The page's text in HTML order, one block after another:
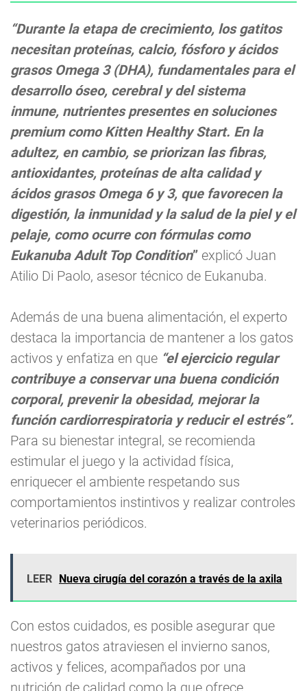
“Durante la etapa de crecimiento, los gatitos
necesitan proteínas, calcio, fósforo y ácidos
grasos Omega 3 (DHA), fundamentales para el
desarrollo óseo, cerebral y del sistema
inmune, nutrientes presentes en soluciones
premium como Kitten Healthy Start. En la
adultez, en cambio, se priorizan las fibras,
antioxidantes, proteínas de alta calidad y
ácidos grasos Omega 6 y 3, que favorecen la
digestión, la inmunidad y la salud de la piel y el
pelaje, como ocurre con fórmulas como
Eukanuba Adult Top Condition” explicó Juan
Atilio Di Paolo, asesor técnico de Eukanuba.
Además de una buena alimentación, el experto
destaca la importancia de mantener a los gatos
activos y enfatiza en que “el ejercicio regular
contribuye a conservar una buena condición
corporal, prevenir la obesidad, mejorar la
función cardiorrespiratoria y reducir el estrés”.
Para su bienestar integral, se recomienda
estimular el juego y la actividad física,
enriquecer el ambiente respetando sus
comportamientos instintivos y realizar controles
veterinarios periódicos.
LEER Nueva cirugía del corazón a través de la axila
Con estos cuidados, es posible asegurar que
nuestros gatos atraviesen el invierno sanos,
activos y felices, acompañados por una
nutrición de calidad como la que ofrece